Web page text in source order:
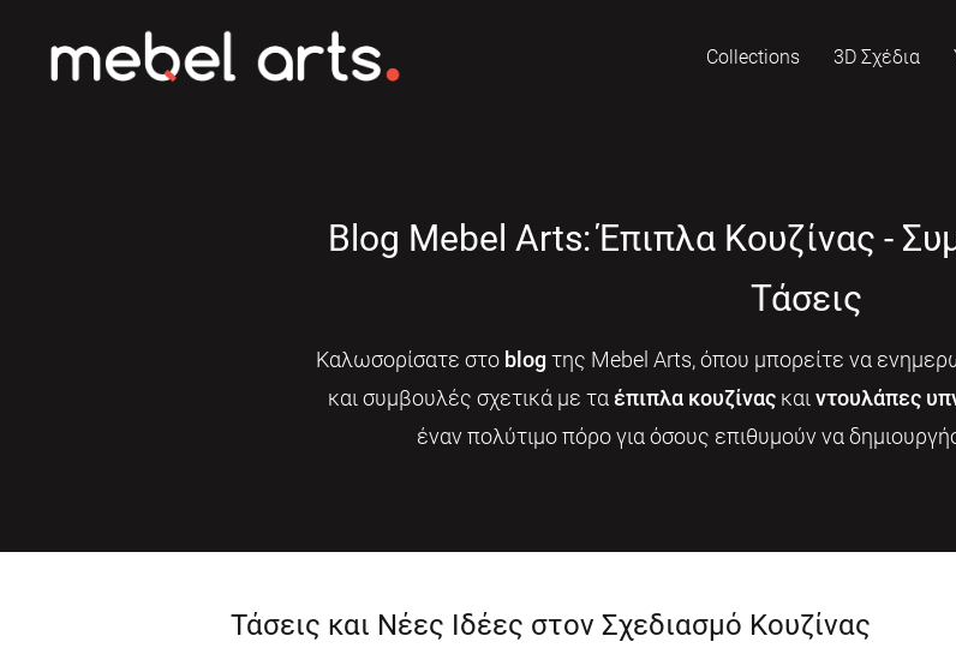
Collections 3D Σχέδια
Blog Mebel Arts: Έπιπλα Κουζίνας -
Τάσεις
Καλωσορίσατε στο blogτης Mebel Arts, όπου μπορείτε να
και συμβουλές σχετικά με τα έπιπλα κουζίναςκαι ντουλάπες
έναν πολύτιμο πόρο για όσους επιθυμούν να
Τάσεις και Νέες Ιδέες στον Σχεδιασμό Κουζίνας